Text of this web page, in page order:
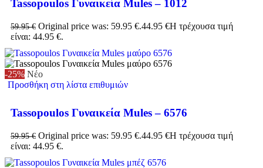
Tassopoulos Γυναικεία Mules – 1012
59.95€ Original price was: 59.95 €.44.95 €Η τρέχουσα τιμή
είναι: 44.95 €.
-25% Νέο
Προσθήκη στη λίστα επιθυμιών
Tassopoulos Γυναικεία Mules – 6576
59.95€ Original price was: 59.95 €.44.95 €Η τρέχουσα τιμή
είναι: 44.95 €.